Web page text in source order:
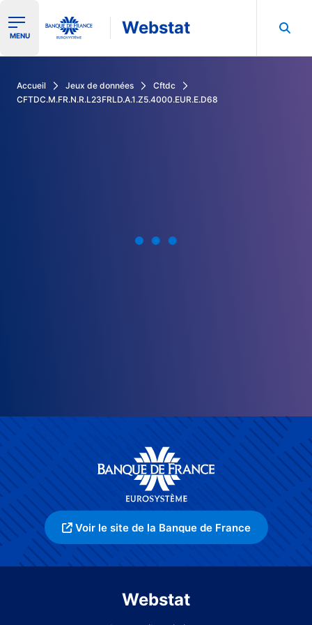
Ouvrir le menu de navigation
MENU Webstat
Accueil Jeux de données
Cftdc
CFTDC.M.FR.N.R.L23FRLD.A.1.Z5.4000.EUR.E.D68
Voir le site de la Banque de France
Webstat